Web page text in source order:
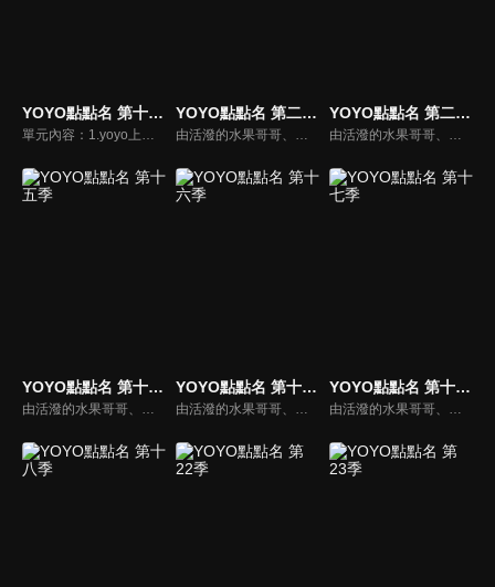
YOYO點點名 第十四季 YOYO點點名 第二十一季 YOYO點點名 第二十季
YOYO點點名 第十五季
由活潑的水果哥哥、姐姐們所主持的特別節目，並且帶著小朋友一起唱唱跳跳，藉由自製兒歌和體適能專家強詩雲老師特別設計的肢體動作，來強化兒童律動與協調能力，並進而促進親子間的親密關係。
YOYO點點名 第十六季
由活潑的水果哥哥、姐姐們所主持的特別節目，並且帶著小朋友一起唱唱跳跳，藉由自製兒歌和體適能專家強詩雲老師特別設計的肢體動作，來強化兒童律動與協調能力，並進而促進親子間的親密關係。
YOYO點點名 第十七季
由活潑的水果哥哥、姐姐們所主持的特別節目，並且帶著小朋友一起唱唱跳跳，藉由自製兒歌和體適能專家強詩雲老師特別設計的肢體動作，來強化兒童律動與協調能力，並進而促進親子間的親密關係。